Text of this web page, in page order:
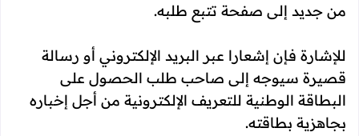
من جديد إلى صفحة تتبع طلبه.
للإشارة فإن إشعارا عبر البريد الإلكتروني أو رسالة
قصيرة سيوجه إلى صاحب طلب الحصول على
البطاقة الوطنية للتعريف الإلكترونية من أجل إخباره
بجاهزية بطاقته.